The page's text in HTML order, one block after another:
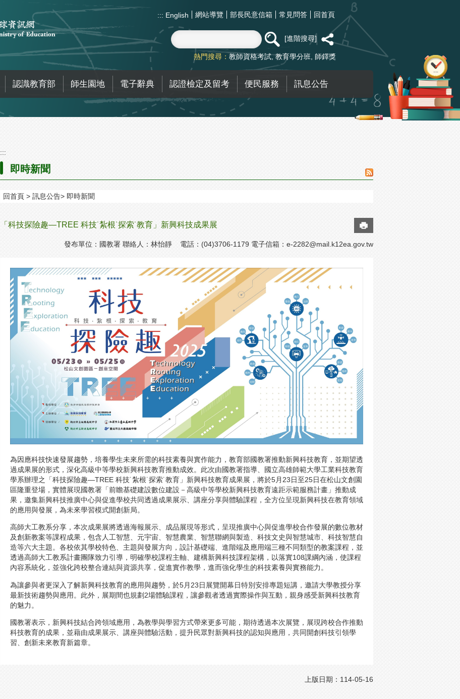
::: English 網站導覽 部長民意信箱 常見問答 回首頁
進階搜尋
熱門搜尋： 教師資格考試 教育學分班 師鐸獎
認識教育部 師生園地 電子辭典 認證檢定及留考 便民服務 訊息公告
:::
即時新聞
回首頁 訊息公告 即時新聞
「科技探險趣—TREE 科技˙紮根˙探索˙教育」新興科技成果展
發布單位：國教署 聯絡人：林怡靜 電話：(04)3706-1179 電子信箱： e-2282@mail.k12ea.gov.tw
為因應科技快速發展趨勢，培養學生未來所需的科技素養與實作能力，教育部國教署推動新興科技教育，並期望透
過成果展的形式，深化高級中等學校新興科技教育推動成效。此次由國教署指導、國立高雄師範大學工業科技教育
學系辦理之「科技探險趣—TREE 科技˙紮根˙探索˙教育」新興科技教育成果展，將於5月23日至25日在松山文創園
區隆重登場，實體展現國教署「前瞻基礎建設數位建設－高級中等學校新興科技教育遠距示範服務計畫」推動成
果，邀集新興科技推廣中心與促進學校共同透過成果展示、講座分享與體驗課程，全方位呈現新興科技在教育領域
的應用與發展，為未來學習模式開創新局。
高師大工教系分享，本次成果展將透過海報展示、成品展現等形式，呈現推廣中心與促進學校合作發展的數位教材
及創新教案等課程成果，包含人工智慧、元宇宙、智慧農業、智慧聯網與製造、科技文史與智慧城市、科技智慧自
造等六大主題。各校依其學校特色、主題與發展方向，設計基礎端、進階端及應用端三種不同類型的教案課程，並
透過高師大工教系計畫團隊致力引導，明確學校課程主軸、建構新興科技課程架構，以落實108課綱內涵，使課程
內容系統化，並強化跨校整合連結與資源共享，促進實作教學，進而強化學生的科技素養與實務能力。
為讓參與者更深入了解新興科技教育的應用與趨勢，於5月23日展覽開幕日特別安排專題短講，邀請大學教授分享
最新技術趨勢與應用。此外，展期間也規劃2場體驗課程，讓參觀者透過實際操作與互動，親身感受新興科技教育
的魅力。
國教署表示，新興科技結合跨領域應用，為教學與學習方式帶來更多可能，期待透過本次展覽，展現跨校合作推動
科技教育的成果，並藉由成果展示、講座與體驗活動，提升民眾對新興科技的認知與應用，共同開創科技引領學
習、創新未來教育新篇章。
上版日期：114-05-16